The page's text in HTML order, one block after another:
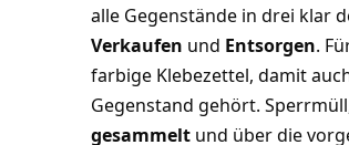
alle Gegenstände in drei klar
Verkaufen und Entsorgen.
farbige Klebezettel, damit
Gegenstand gehört.
gesammeltund über die